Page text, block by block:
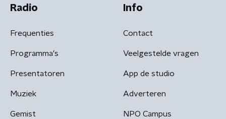
Radio
Frequenties
Programma's
Presentatoren
Muziek
Gemist
Info
Contact
Veelgestelde vragen
App de studio
Adverteren
NPO Campus